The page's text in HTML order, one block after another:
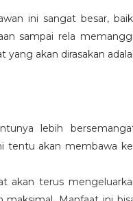
ini sangat besar,
sampai rela
yang akan dirasakan
lebih
tentu akan membawa
akan terus